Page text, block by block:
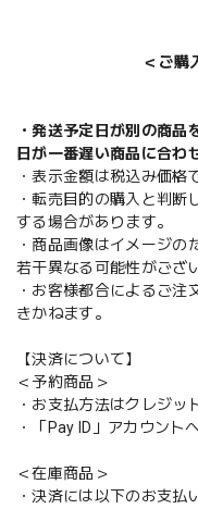
＜ご購
・発送予定日が別の商
日が一番遅い商品に合わ
・表示金額は税込み価格
・転売目的の購入と判
する場合があります。
・商品画像はイメージ
若干異なる可能性がござ
・お客様都合によるご
きかねます。
【決済について】
＜予約商品＞
・お支払方法はクレジッ
・「Pay ID」アカウント
＜在庫商品＞
・決済には以下のお支払